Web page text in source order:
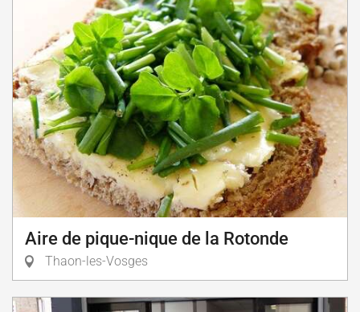
Aire de pique-nique de la Rotonde
Thaon-les-Vosges